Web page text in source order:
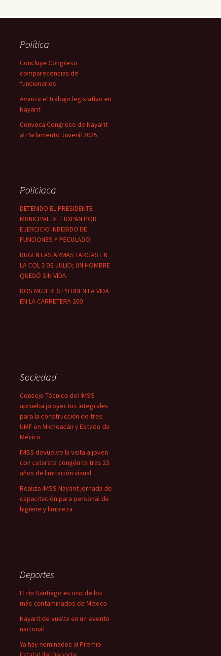
Política
Concluye Congreso
comparecencias de
funcionarios
Avanza el trabajo legislativo en
Nayarit
Convoca Congreso de Nayarit
al Parlamento Juvenil 2025
Policiaca
DETENIDO EL PRESIDENTE
MUNICIPAL DE TUXPAN POR
EJERCICIO INDEBIDO DE
FUNCIONES Y PECULADO
RUGEN LAS ARMAS LARGAS EN
LA COL 3 DE JULIO; UN HOMBRE
QUEDÓ SIN VIDA
DOS MUJERES PIERDEN LA VIDA
EN LA CARRETERA 200
Sociedad
Consejo Técnico del IMSS
aprueba proyectos integrales
para la construcción de tres
UMF en Michoacán y Estado de
México
IMSS devuelve la vista a joven
con catarata congénita tras 23
años de limitación visual
Realiza IMSS Nayarit jornada de
capacitación para personal de
higiene y limpieza
Deportes
El río Santiago es uno de los
más contaminados de México
Nayarit de vuelta en un evento
nacional
Ya hay nominados al Premio